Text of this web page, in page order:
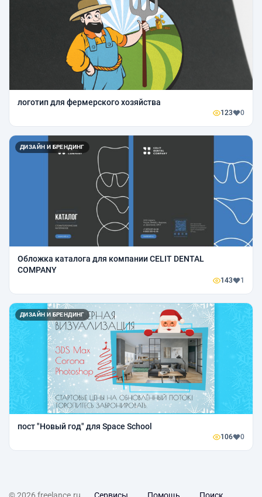
логотип для фермерского хозяйства
123 0
ДИЗАЙН И БРЕНДИНГ
Обложка каталога для компании CELIT DENTAL
COMPANY
143 1
ДИЗАЙН И БРЕНДИНГ
пост "Новый год" для Space School
106 0
© 2026 freelance.ru Сервисы Помощь Поиск